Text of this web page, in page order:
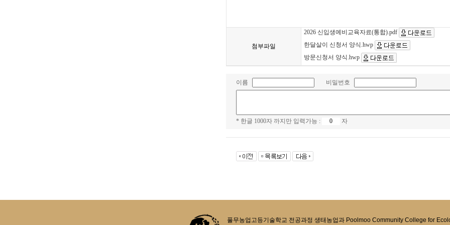
첨부파일
2026 신입생예비교육자료(통합).pdf
한달살이 신청서 양식.hwp
방문신청서 양식.hwp
이름 비밀번호
* 한글 1000자 까지만 입력가능 : 자
풀무농업고등기술학교 전공과정 생태농업과 Poolmoo Community College for